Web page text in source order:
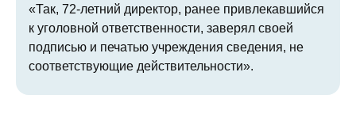
«Так, 72-летний директор, ранее привлекавшийся
к уголовной ответственности, заверял своей
подписью и печатью учреждения сведения, не
соответствующие действительности».